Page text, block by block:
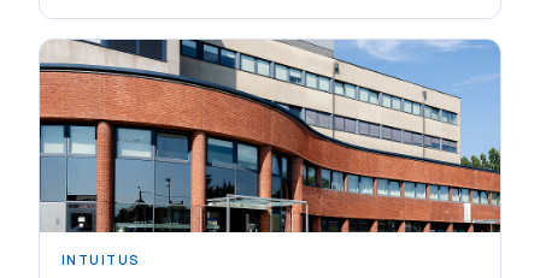
INTUITUS